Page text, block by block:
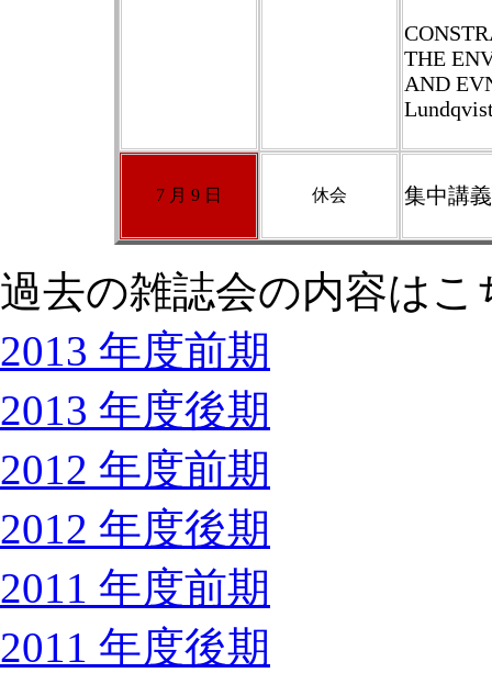
THE
AND
7 月 9 日 休会 集中講
過去の雑誌会の内容はこ
2013 年度前期
2013 年度後期
2012 年度前期
2012 年度後期
2011 年度前期
2011 年度後期